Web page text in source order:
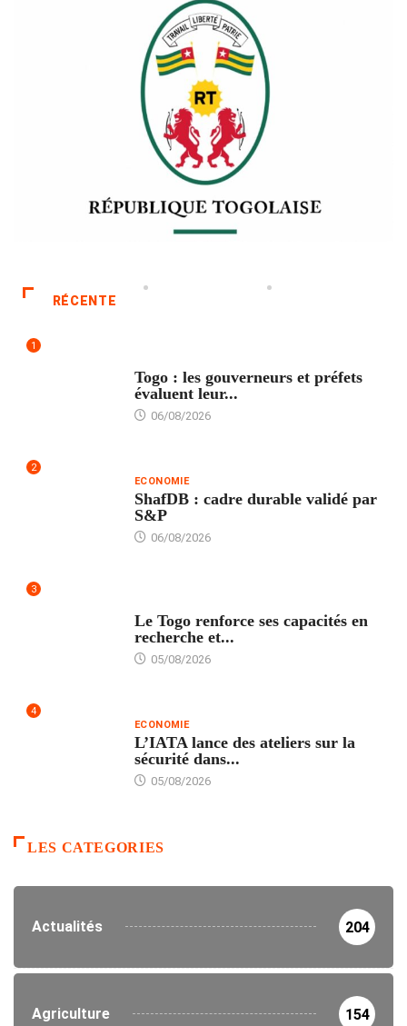
RÉCENTE
1
Togo : les gouverneurs et préfets
évaluent leur...
06/08/2026
2
ECONOMIE
ShafDB : cadre durable validé par
S&P
06/08/2026
3
Le Togo renforce ses capacités en
recherche et...
05/08/2026
4
ECONOMIE
L’IATA lance des ateliers sur la
sécurité dans...
05/08/2026
LES CATEGORIES
Actualités 204
Agriculture 154